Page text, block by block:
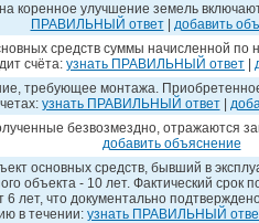
коренное улучшение земель
ПРАВИЛЬНЫЙ ответ| добавить
средств суммы начисленной по
счёта: узнать ПРАВИЛЬНЫЙ ответ
требующее монтажа.
узнать ПРАВИЛЬНЫЙ ответ|
безвозмездно, отражаются
добавить объяснение
основных средств, бывший в
объекта - 10 лет. Фактический срок
6 лет, что документально
в течении: узнать ПРАВИЛЬНЫЙ